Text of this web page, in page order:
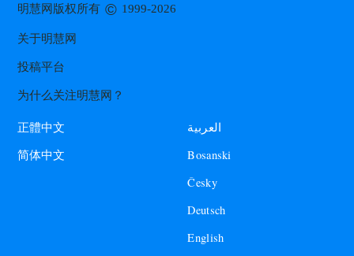
明慧网版权所有© 1999-2026
关于明慧网
投稿平台
为什么关注明慧网？
正體中文
简体中文
العربية
Bosanski
Česky
Deutsch
English